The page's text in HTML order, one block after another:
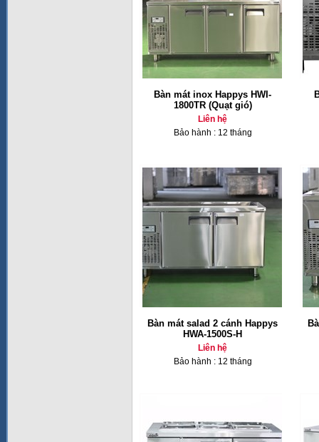
Bàn mát inox Happys HWI-
1800TR (Quạt gió)
Liên hệ
Bảo hành : 12 tháng
Bàn mát salad 2 cánh Happys
HWA-1500S-H
Liên hệ
Bảo hành : 12 tháng